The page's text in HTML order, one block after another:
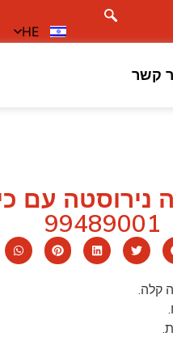
HE
קשר
נירוסטה עם
99489001
קלה.